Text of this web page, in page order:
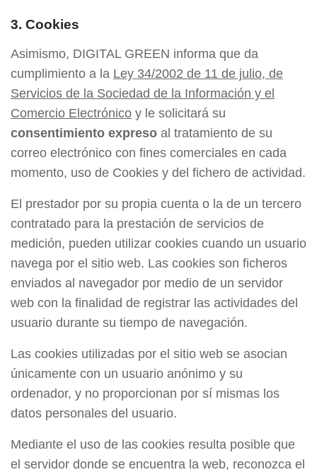
3. Cookies
Asimismo, DIGITAL GREEN informa que da
cumplimiento a la Ley 34/2002 de 11 de julio, de
Servicios de la Sociedad de la Información y el
Comercio Electrónico y le solicitará su
consentimiento expreso al tratamiento de su
correo electrónico con fines comerciales en cada
momento, uso de Cookies y del fichero de actividad.
El prestador por su propia cuenta o la de un tercero
contratado para la prestación de servicios de
medición, pueden utilizar cookies cuando un usuario
navega por el sitio web. Las cookies son ficheros
enviados al navegador por medio de un servidor
web con la finalidad de registrar las actividades del
usuario durante su tiempo de navegación.
Las cookies utilizadas por el sitio web se asocian
únicamente con un usuario anónimo y su
ordenador, y no proporcionan por sí mismas los
datos personales del usuario.
Mediante el uso de las cookies resulta posible que
el servidor donde se encuentra la web, reconozca el